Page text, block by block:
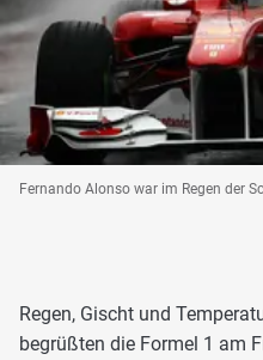
Fernando Alonso war im Regen der
Regen, Gischt und
begrüßten die Formel 1 am